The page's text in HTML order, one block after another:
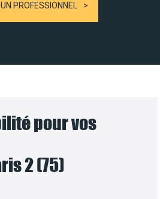
PROFESSIONNEL
pour vos
2 (75)